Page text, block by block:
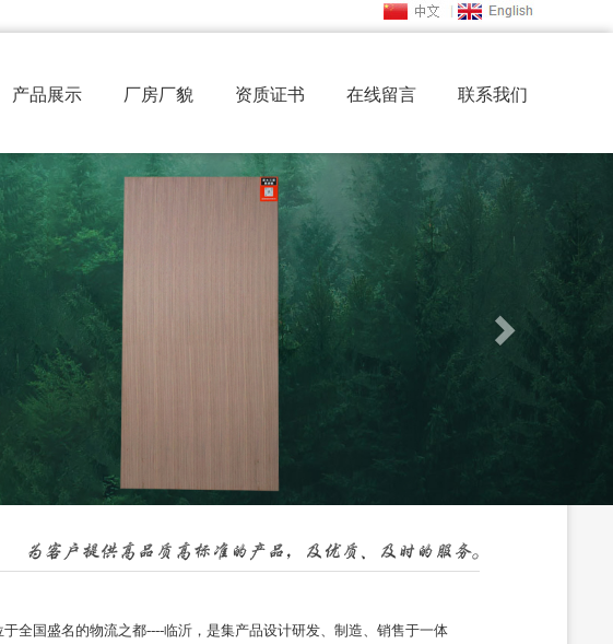
产品展示 厂房厂貌 资质证书 在线留言 联系我们
Next
于全国盛名的物流之都----临沂，是集产品设计研发、制造、销售于一体